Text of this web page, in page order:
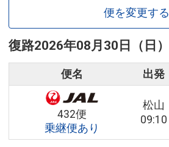
便を変更する
復路2026年08月30日（日）
便名 出発
432便
乗継便あり
松山
09:10